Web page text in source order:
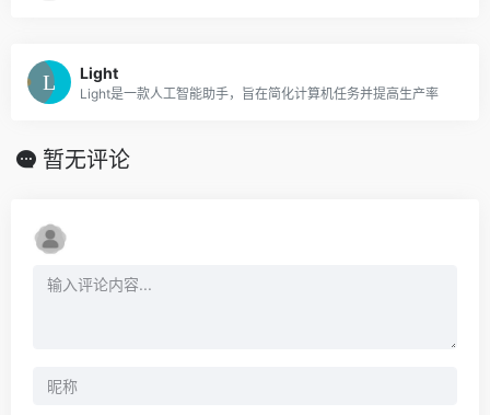
Light
Light是一款人工智能助手，旨在简化计算机任务并提高生产率
暂无评论